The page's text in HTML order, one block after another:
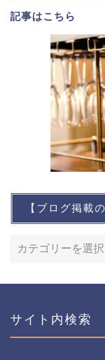
記事はこちら
【ブログ掲載
サイト内検索